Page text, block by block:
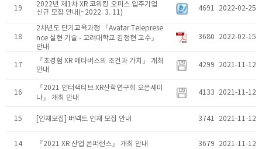
19
2022년 제1차 XR 코워킹 오피스 입주기업
신규 모집 안내(~2022. 3. 11)
4691 2022-02-25
18
2차년도 단기교육과정 『​Avatar Teleprese
nce 실현 기술 - 고려대학교 김정현 교수』 ​
안내
3680 2022-02-15
17
『​초경험 XR 메타버스의 조건과 가치』 개최
안내
4299 2021-11-12
16
『​2021 인터랙티브 XR산학연구회 오픈세미
나』 개최 안내
4133 2021-11-12
15 [인재모집] 버넥트 인재 모집 안내 3741 2021-11-12
14 『2021 XR 산업 콘퍼런스』 개최 안내 3679 2021-11-12